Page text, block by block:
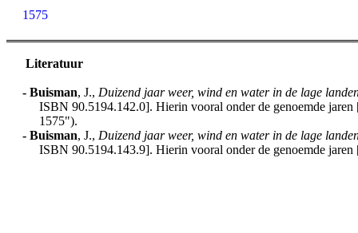
1575
Literatuur
- Buisman, J., Duizend jaar weer, wind en water in de lage
ISBN 90.5194.142.0]. Hierin vooral onder de genoemde
1575").
- Buisman, J., Duizend jaar weer, wind en water in de lage
ISBN 90.5194.143.9]. Hierin vooral onder de genoemde